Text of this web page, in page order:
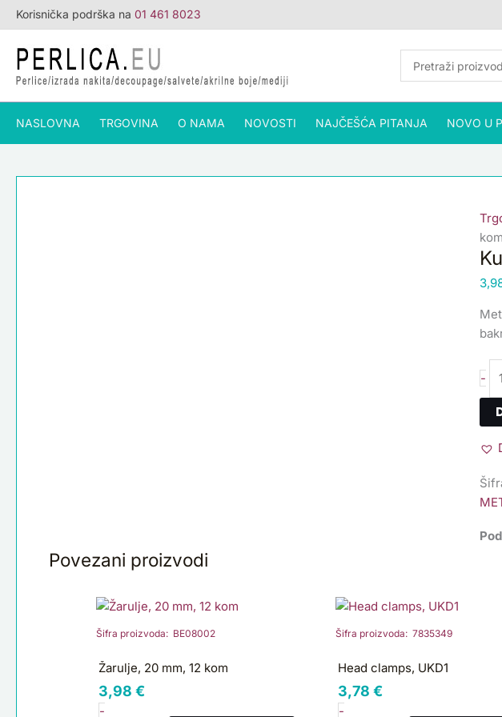
Skip
to
content
Korisnička podrška na 01 461 8023
NASLOVNA TRGOVINA O NAMA NOVOSTI NAJČEŠĆA PITANJA NOVO U
kom
-
20
12
Povezani proizvodi
Šifra proizvoda: BE08002
Žarulje, 20 mm, 12 kom
3,98 €
-
Žarulje,
20
mm,
kom
količina
Šifra proizvoda: 7835349
Head clamps, UKD1
3,78€
-
Head
clamps,
UKD1